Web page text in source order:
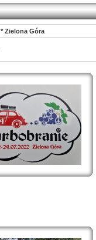
* Zielona Góra